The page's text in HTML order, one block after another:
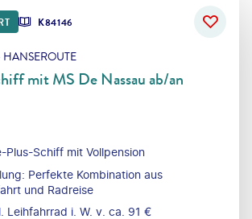
K84146
mit MS De Nassau ab/an
Plus-Schiff mit Vollpension
Perfekte Kombination aus
und Radreise
Leihfahrrad i. W. v. ca. 91 €